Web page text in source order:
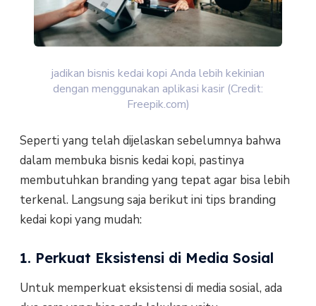
jadikan bisnis kedai kopi Anda lebih kekinian
dengan menggunakan aplikasi kasir (Credit:
Freepik.com)
Seperti yang telah dijelaskan sebelumnya bahwa
dalam membuka bisnis kedai kopi, pastinya
membutuhkan branding yang tepat agar bisa lebih
terkenal. Langsung saja berikut ini tips branding
kedai kopi yang mudah:
1. Perkuat Eksistensi di Media Sosial
Untuk memperkuat eksistensi di media sosial, ada